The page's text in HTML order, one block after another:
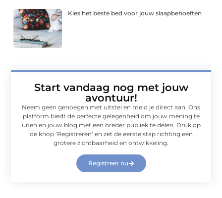
Kies het beste bed voor jouw slaapbehoeften
Start vandaag nog met jouw
avontuur!
Neem geen genoegen met uitstel en meld je direct aan. Ons
platform biedt de perfecte gelegenheid om jouw mening te
uiten en jouw blog met een breder publiek te delen. Druk op
de knop ‘Registreren’ en zet de eerste stap richting een
grotere zichtbaarheid en ontwikkeling.
Registreer nu